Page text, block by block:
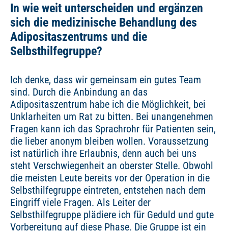
In wie weit unterscheiden und ergänzen
sich die medizinische Behandlung des
Adipositaszentrums und die
Selbsthilfegruppe?
Ich denke, dass wir gemeinsam ein gutes Team
sind. Durch die Anbindung an das
Adipositaszentrum habe ich die Möglichkeit, bei
Unklarheiten um Rat zu bitten. Bei unangenehmen
Fragen kann ich das Sprachrohr für Patienten sein,
die lieber anonym bleiben wollen. Voraussetzung
ist natürlich ihre Erlaubnis, denn auch bei uns
steht Verschwiegenheit an oberster Stelle. Obwohl
die meisten Leute bereits vor der Operation in die
Selbsthilfegruppe eintreten, entstehen nach dem
Eingriff viele Fragen. Als Leiter der
Selbsthilfegruppe plädiere ich für Geduld und gute
Vorbereitung auf diese Phase. Die Gruppe ist ein